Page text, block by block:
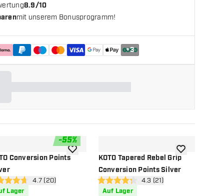
8.9/10
mit unserem Bonusprogramm!
+3
hinzufügen
-55%
Conversion Points
Bewertungsbereich öffnen
4.7 (20)
Lager
Zur Wunschliste hinzufügen
KOTO Tapered Rebel Grip
Conversion Points Silver
Bewertungsbereich
4.3 Bewertungssterne
4.3 (21)
Auf Lager
Zur